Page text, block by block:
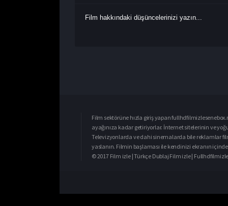
Film sektörüne hızla giriş yapan
ayağınıza kadar getiriyorlar. İnternet sitelerinin ve
Televizyonlarda ve dahi sinemalarda bile reklamlar
yaslanın. Filmin başlaması ile kendinizi ekranın
© 2017 Film izle | Türkçe Dublaj Film izle |